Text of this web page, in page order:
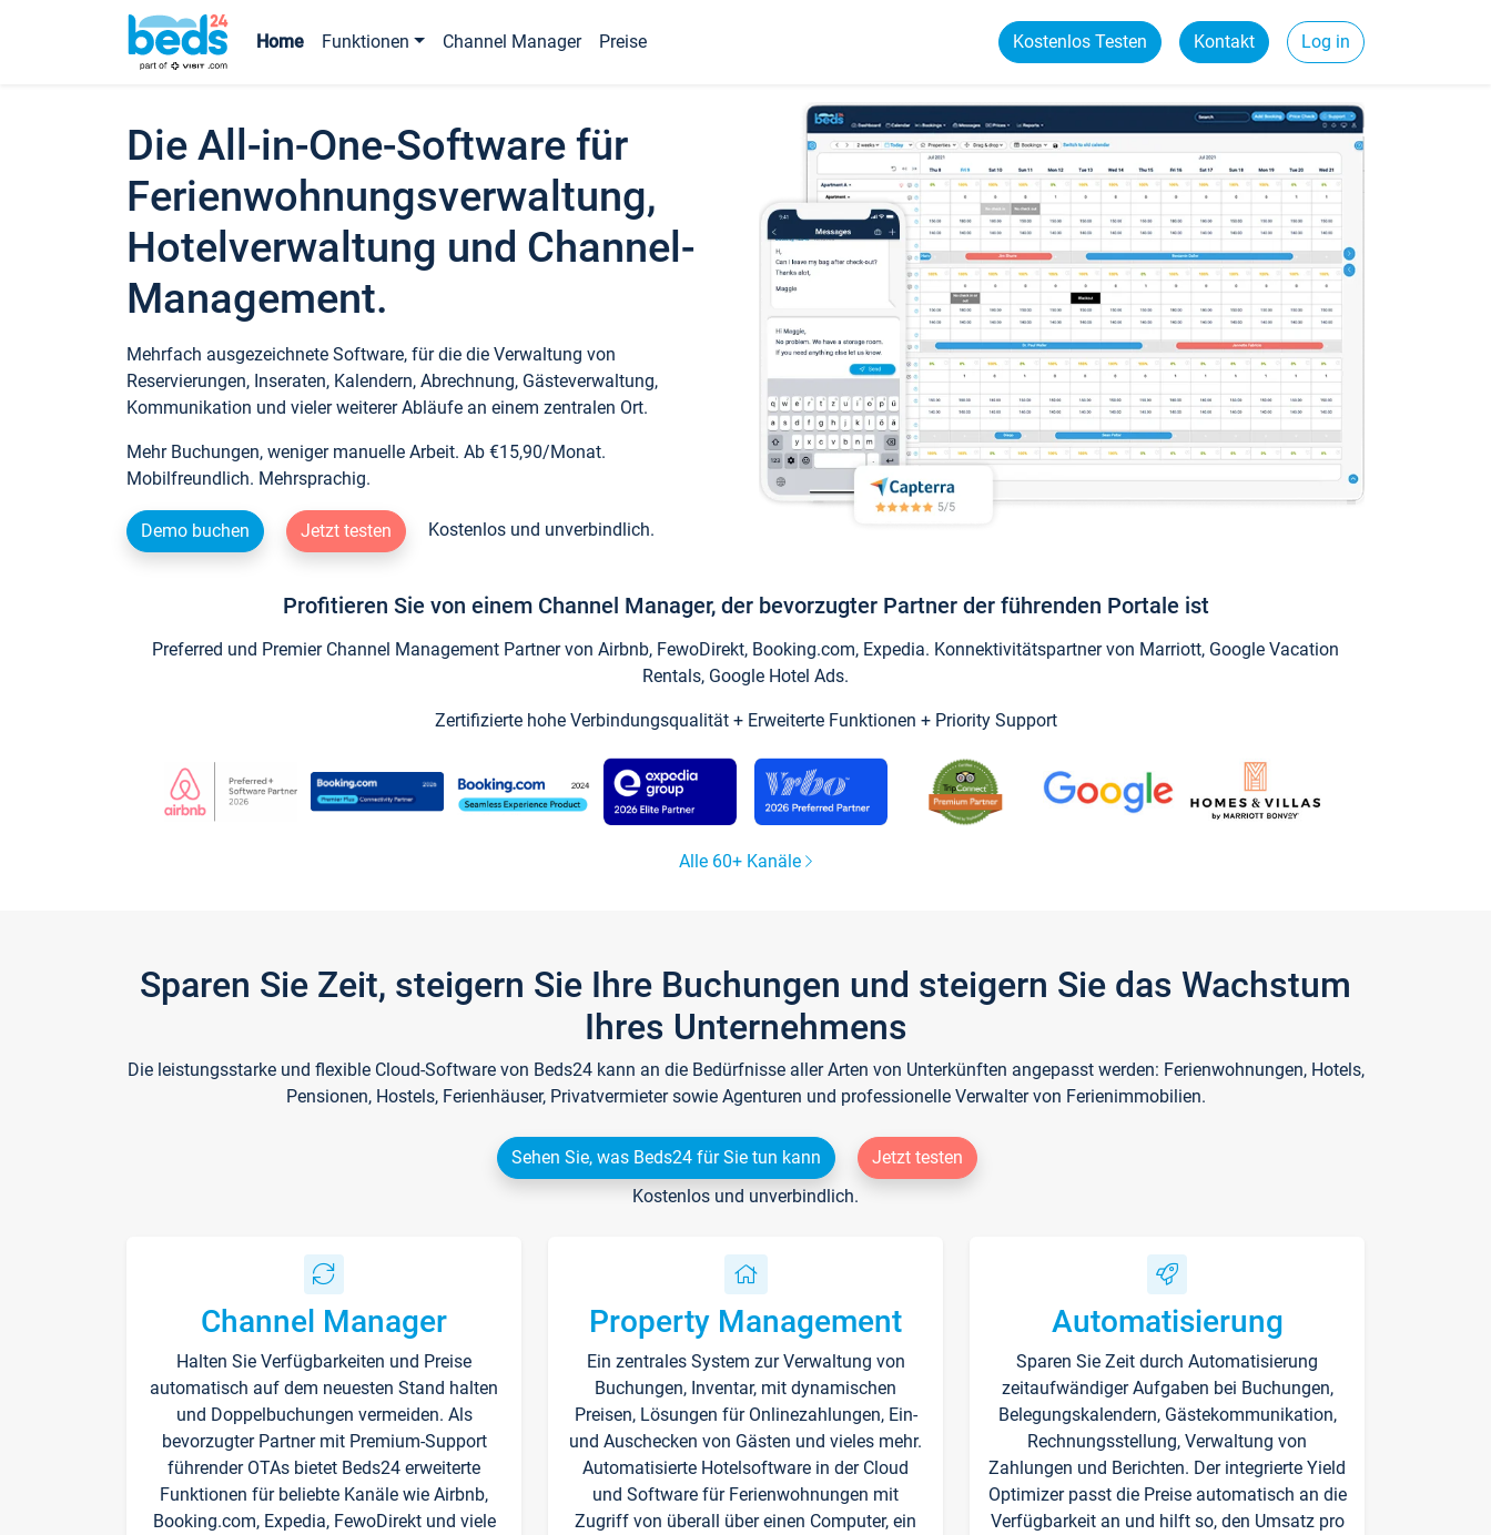
Home Funktionen Channel Manager Preise Kostenlos Testen Kontakt Log in
Die All-in-One-Software für
Ferienwohnungsverwaltung,
Hotelverwaltung und Channel-
Management.
Mehrfach ausgezeichnete Software, für die die Verwaltung von
Reservierungen, Inseraten, Kalendern, Abrechnung, Gästeverwaltung,
Kommunikation und vieler weiterer Abläufe an einem zentralen Ort.
Mehr Buchungen, weniger manuelle Arbeit. Ab €15,90/Monat.
Mobilfreundlich. Mehrsprachig.
Demo buchen Jetzt testen Kostenlos und unverbindlich.
Profitieren Sie von einem Channel Manager, der bevorzugter Partner der führenden Portale ist
Preferred und Premier Channel Management Partner von Airbnb, FewoDirekt, Booking.com, Expedia. Konnektivitätspartner von Marriott, Google Vacation
Rentals, Google Hotel Ads.
Zertifizierte hohe Verbindungsqualität + Erweiterte Funktionen + Priority Support
Alle 60+ Kanäle
Sparen Sie Zeit, steigern Sie Ihre Buchungen und steigern Sie das Wachstum
Ihres Unternehmens
Die leistungsstarke und flexible Cloud-Software von Beds24 kann an die Bedürfnisse aller Arten von Unterkünften angepasst werden: Ferienwohnungen, Hotels,
Pensionen, Hostels, Ferienhäuser, Privatvermieter sowie Agenturen und professionelle Verwalter von Ferienimmobilien.
Sehen Sie, was Beds24 für Sie tun kann
Jetzt testen
Kostenlos und unverbindlich.
Channel Manager
Halten Sie Verfügbarkeiten und Preise
automatisch auf dem neuesten Stand halten
und Doppelbuchungen vermeiden. Als
bevorzugter Partner mit Premium-Support
führender OTAs bietet Beds24 erweiterte
Funktionen für beliebte Kanäle wie Airbnb,
Booking.com, Expedia, FewoDirekt und viele
Property Management
Ein zentrales System zur Verwaltung von
Buchungen, Inventar, mit dynamischen
Preisen, Lösungen für Onlinezahlungen, Ein-
und Auschecken von Gästen und vieles mehr.
Automatisierte Hotelsoftware in der Cloud
und Software für Ferienwohnungen mit
Zugriff von überall über einen Computer, ein
Automatisierung
Sparen Sie Zeit durch Automatisierung
zeitaufwändiger Aufgaben bei Buchungen,
Belegungskalendern, Gästekommunikation,
Rechnungsstellung, Verwaltung von
Zahlungen und Berichten. Der integrierte Yield
Optimizer passt die Preise automatisch an die
Verfügbarkeit an und hilft so, den Umsatz pro